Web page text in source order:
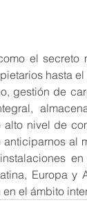
el secreto
hasta
gestión de
nivel de
al
Europa y
el ámbito